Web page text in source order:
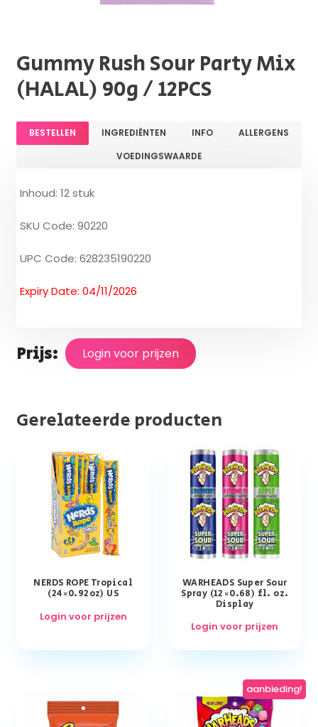
Gummy Rush Sour Party Mix
(HALAL) 90g / 12PCS
BESTELLEN INGREDIËNTEN INFO
ALLERGENS
VOEDINGSWAARDE
Inhoud: 12 stuk
SKU Code: 90220
UPC Code: 628235190220
Expiry Date: 04/11/2026
Prijs: Login voor prijzen
Gerelateerde producten
NERDS ROPE Tropical
(24×0.92oz) US
Login voor prijzen
WARHEADS Super Sour
Spray (12×0.68) fl. oz.
Display
Login voor prijzen
aanbieding!